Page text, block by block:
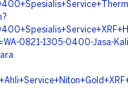
0821-1305-0400-Jasa-